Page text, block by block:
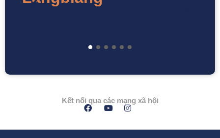
Kết nối qua các mạng xã hội